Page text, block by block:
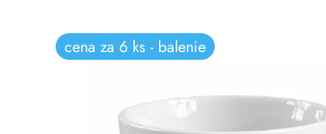
cena za 6 ks - balenie